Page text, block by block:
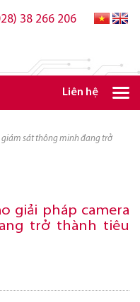
38 266 206
Liên hệ
giải pháp camera
trở thành tiêu